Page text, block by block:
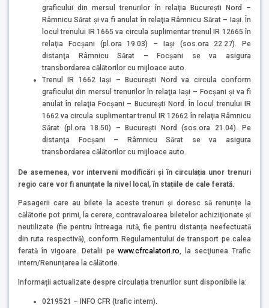
graficului din mersul trenurilor în relaţia Bucureşti Nord –
Râmnicu Sărat şi va fi anulat în relaţia Râmnicu Sărat – Iaşi. În
locul trenului IR 1665 va circula suplimentar trenul IR 12665 în
relaţia Focşani (pl.ora 19.03) – Iaşi (sos.ora 22.27). Pe
distanţa Râmnicu Sărat – Focşani se va asigura
transbordarea călătorilor cu mijloace auto.
Trenul IR 1662 Iași – București Nord va circula conform
graficului din mersul trenurilor în relaţia Iaşi – Focşani şi va fi
anulat în relaţia Focşani – București Nord. În locul trenului IR
1662 va circula suplimentar trenul IR 12662 în relaţia Râmnicu
Sărat (pl.ora 18.50) – București Nord (sos.ora 21.04). Pe
distanţa Focşani – Râmnicu Sărat se va asigura
transbordarea călătorilor cu mijloace auto.
De asemenea, vor interveni modificări și în circulația unor trenuri
regio care vor fi anunțate la nivel local, în stațiile de cale ferată.
Pasagerii care au bilete la aceste trenuri și doresc să renunțe la
călătorie pot primi, la cerere, contravaloarea biletelor achiziţionate şi
neutilizate (fie pentru întreaga rută, fie pentru distanța neefectuată
din ruta respectivă), conform Regulamentului de transport pe calea
ferată în vigoare. Detalii pewww.cfrcalatori.ro, la secţiunea Trafic
intern/Renunțarea la călătorie.
Informații actualizate despre circulația trenurilor sunt disponibile la:
0219521 – INFO CFR (trafic intern).